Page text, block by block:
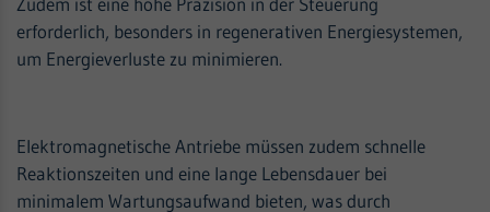
erforderlich, besonders in regenerativen Energiesystemen,
um Energieverluste zu minimieren.
Elektromagnetische Antriebe müssen zudem schnelle
Reaktionszeiten und eine lange Lebensdauer bei
minimalem Wartungsaufwand bieten, was durch